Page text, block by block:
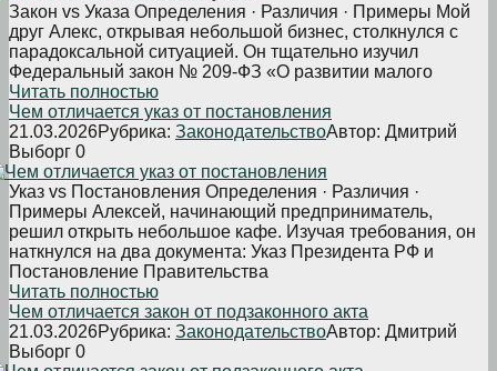
Закон vs Указа Определения · Различия · Примеры Мой
друг Алекс, открывая небольшой бизнес, столкнулся с
парадоксальной ситуацией. Он тщательно изучил
Федеральный закон № 209-ФЗ «О развитии малого
Читать полностью
Чем отличается указ от постановления
21.03.2026Рубрика: ЗаконодательствоАвтор: Дмитрий
Выборг 0
Указ vs Постановления Определения · Различия ·
Примеры Алексей, начинающий предприниматель,
решил открыть небольшое кафе. Изучая требования, он
наткнулся на два документа: Указ Президента РФ и
Постановление Правительства
Читать полностью
Чем отличается закон от подзаконного акта
21.03.2026Рубрика: ЗаконодательствоАвтор: Дмитрий
Выборг 0